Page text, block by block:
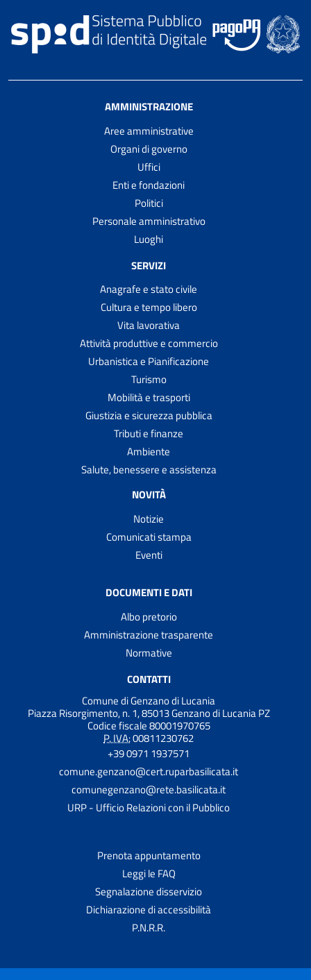
AMMINISTRAZIONE
Aree amministrative
Organi di governo
Uffici
Enti e fondazioni
Politici
Personale amministrativo
Luoghi
SERVIZI
Anagrafe e stato civile
Cultura e tempo libero
Vita lavorativa
Attività produttive e commercio
Urbanistica e Pianificazione
Turismo
Mobilità e trasporti
Giustizia e sicurezza pubblica
Tributi e finanze
Ambiente
Salute, benessere e assistenza
NOVITÀ
Notizie
Comunicati stampa
Eventi
DOCUMENTI E DATI
Albo pretorio
Amministrazione trasparente
Normative
CONTATTI
Comune di Genzano di Lucania
Piazza Risorgimento, n. 1, 85013 Genzano di Lucania PZ
Codice fiscale 80001970765
P. IVA:00811230762
+39 0971 1937571
comune.genzano@cert.ruparbasilicata.it
comunegenzano@rete.basilicata.it
URP - Ufficio Relazioni con il Pubblico
Prenota appuntamento
Leggi le FAQ
Segnalazione disservizio
Dichiarazione di accessibilità
P.N.R.R.